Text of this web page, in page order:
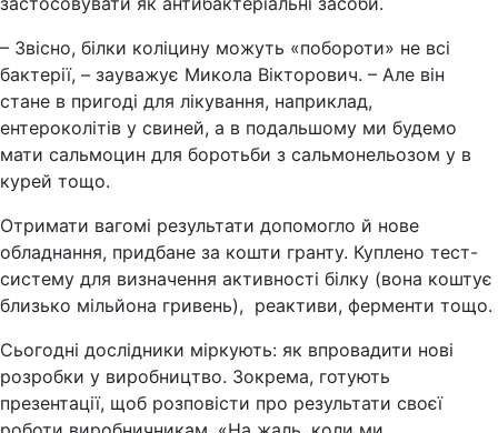
– Звісно, білки коліцину можуть «побороти» не всі
бактерії, – зауважує Микола Вікторович. – Але він
стане в пригоді для лікування, наприклад,
ентероколітів у свиней, а в подальшому ми будемо
мати сальмоцин для боротьби з сальмонельозом у в
курей тощо.
Отримати вагомі результати допомогло й нове
обладнання, придбане за кошти гранту. Куплено тест-
систему для визначення активності білку (вона коштує
близько мільйона гривень), реактиви, ферменти тощо.
Сьогодні дослідники міркують: як впровадити нові
розробки у виробництво. Зокрема, готують
презентації, щоб розповісти про результати своєї